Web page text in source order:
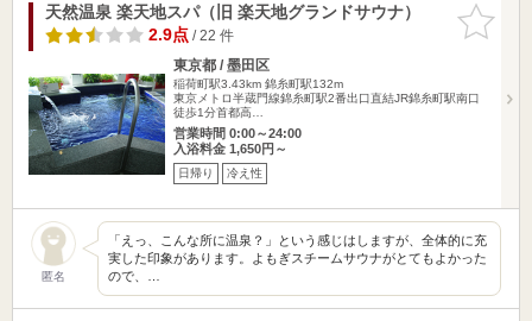
お気に入
りに追加
天然温泉 楽天地スパ（旧 楽天地グランドサウナ）
2.9点/ 22 件
東京都 / 墨田区
稲荷町駅3.43km 錦糸町駅132m
東京メトロ半蔵門線錦糸町駅2番出口直結JR錦糸町駅南口
徒歩1分首都高…
営業時間 0:00～24:00
入浴料金 1,650円～
日帰り 冷え性
匿名
「えっ、こんな所に温泉？」という感じはしますが、全体的に充
実した印象があります。よもぎスチームサウナがとてもよかった
ので、…